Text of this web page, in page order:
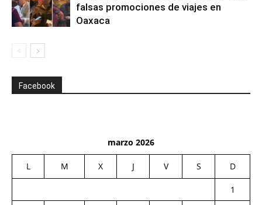
falsas promociones de viajes en
Oaxaca
Facebook
marzo 2026
L M X J V S D
1